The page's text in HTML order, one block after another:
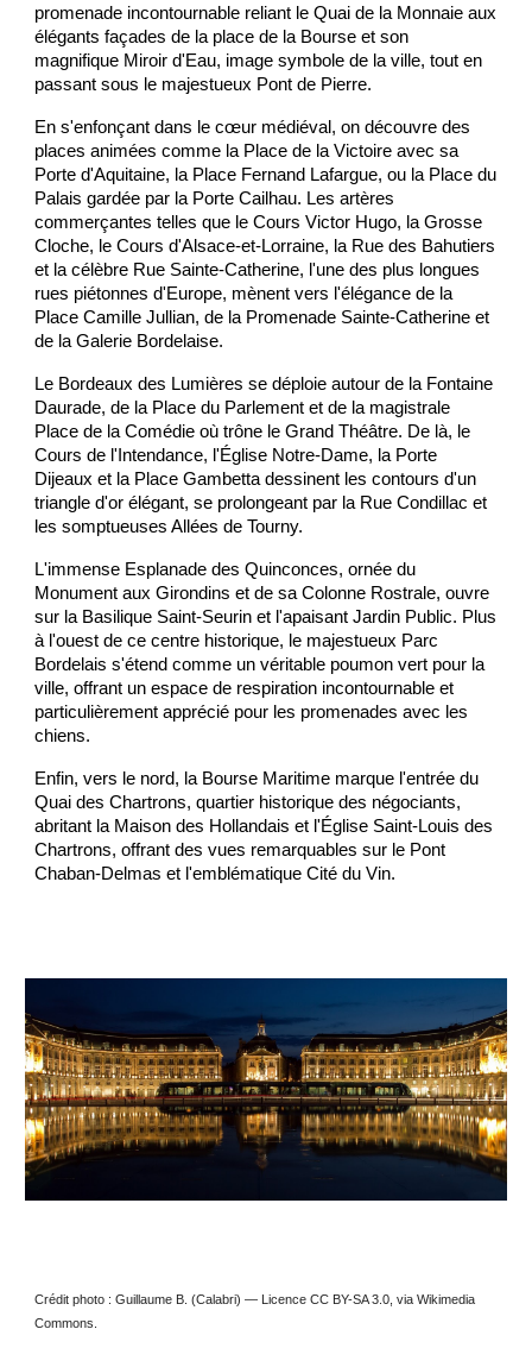
promenade incontournable reliant le Quai de la Monnaie aux
élégants façades de la place de la Bourse et son
magnifique Miroir d'Eau, image symbole de la ville, tout en
passant sous le majestueux Pont de Pierre.
En s'enfonçant dans le cœur médiéval, on découvre des
places animées comme la Place de la Victoire avec sa
Porte d'Aquitaine, la Place Fernand Lafargue, ou la Place du
Palais gardée par la Porte Cailhau. Les artères
commerçantes telles que le Cours Victor Hugo, la Grosse
Cloche, le Cours d'Alsace-et-Lorraine, la Rue des Bahutiers
et la célèbre Rue Sainte-Catherine, l'une des plus longues
rues piétonnes d'Europe, mènent vers l'élégance de la
Place Camille Jullian, de la Promenade Sainte-Catherine et
de la Galerie Bordelaise.
Le Bordeaux des Lumières se déploie autour de la Fontaine
Daurade, de la Place du Parlement et de la magistrale
Place de la Comédie où trône le Grand Théâtre. De là, le
Cours de l'Intendance, l'Église Notre-Dame, la Porte
Dijeaux et la Place Gambetta dessinent les contours d'un
triangle d'or élégant, se prolongeant par la Rue Condillac et
les somptueuses Allées de Tourny.
L'immense Esplanade des Quinconces, ornée du
Monument aux Girondins et de sa Colonne Rostrale, ouvre
sur la Basilique Saint-Seurin et l'apaisant Jardin Public. Plus
à l'ouest de ce centre historique, le majestueux Parc
Bordelais s'étend comme un véritable poumon vert pour la
ville, offrant un espace de respiration incontournable et
particulièrement apprécié pour les promenades avec les
chiens.
Enfin, vers le nord, la Bourse Maritime marque l'entrée du
Quai des Chartrons, quartier historique des négociants,
abritant la Maison des Hollandais et l'Église Saint-Louis des
Chartrons, offrant des vues remarquables sur le Pont
Chaban-Delmas et l'emblématique Cité du Vin.
Crédit photo : Guillaume B. (Calabri) — Licence CC BY-SA 3.0, via Wikimedia
Commons.